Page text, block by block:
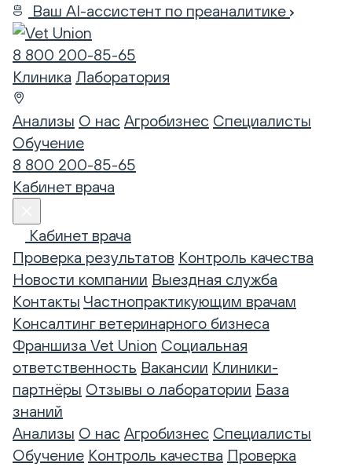
Ваш AI-ассистент по преаналитике
8 800 200-85-65
Клиника Лаборатория
Анализы О нас Агробизнес Специалисты
Обучение
8 800 200-85-65
Кабинет врача
Кабинет врача
Проверка результатов Контроль качества
Новости компании Выездная служба
Контакты Частнопрактикующим врачам
Консалтинг ветеринарного бизнеса
Франшиза Vet Union Социальная
ответственность Вакансии Клиники-
партнёры Отзывы о лаборатории База
знаний
Анализы О нас Агробизнес Специалисты
Обучение Контроль качества Проверка